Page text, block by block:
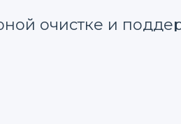
очистке и